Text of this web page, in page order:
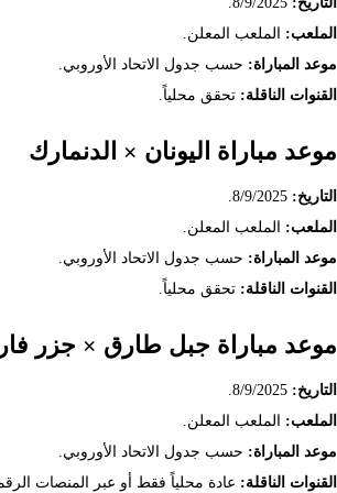
الملعب: الملعب المعلن.
موعد المباراة: حسب جدول الاتحاد الأوروبي.
القنوات الناقلة: تحقق محلياً.
موعد مباراة اليونان × الدنمارك
التاريخ:
الملعب: الملعب المعلن.
موعد المباراة: حسب جدول الاتحاد الأوروبي.
القنوات الناقلة: تحقق محلياً.
موعد مباراة جبل طارق × جزر
التاريخ:
الملعب: الملعب المعلن.
موعد المباراة: حسب جدول الاتحاد الأوروبي.
القنوات الناقلة: عادة محلياً فقط أو عبر المنصات